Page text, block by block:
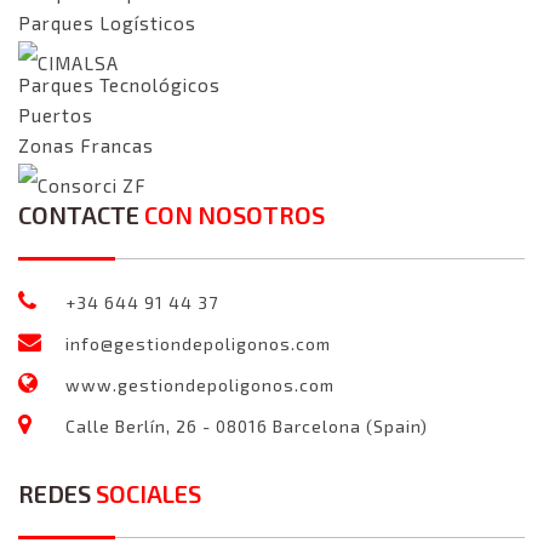
Parques Logísticos
CIMALSA
Parques Tecnológicos
Puertos
Zonas Francas
Consorci ZF
CONTACTE CON NOSOTROS
+34 644 91 44 37
info@gestiondepoligonos.com
www.gestiondepoligonos.com
Calle Berlín, 26 - 08016 Barcelona (Spain)
REDES SOCIALES